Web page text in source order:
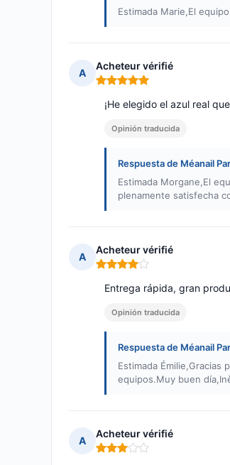
Estimada Marie,El
A
Acheteur vérifié
Nota: 5 de 5
¡He elegido el azul real
Opinión traducida
Respuesta de Méanail
Estimada Morgane,El
plenamente satisfecha
A
Acheteur vérifié
Nota: 4 de 5
Entrega rápida, gran
Opinión traducida
Respuesta de Méanail
Estimada
equipos.Muy buen
A
Acheteur vérifié
Nota: 3 de 5